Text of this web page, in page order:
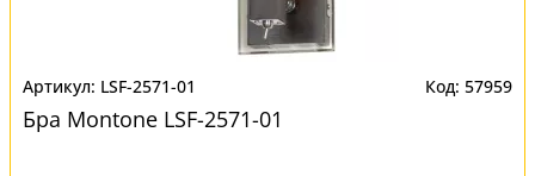
LSF-2571-01 57959
Бра Montone LSF-2571-01